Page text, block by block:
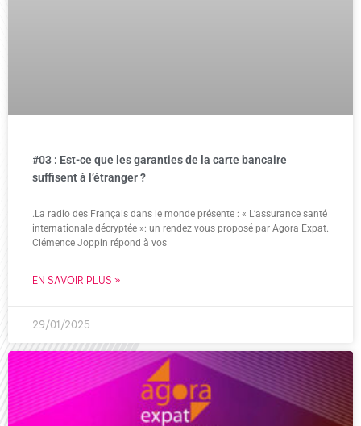
#03 : Est-ce que les garanties de la carte bancaire
suffisent à l’étranger ?
.La radio des Français dans le monde présente : « L’assurance santé
internationale décryptée »: un rendez vous proposé par Agora Expat.
Clémence Joppin répond à vos
EN SAVOIR PLUS »
29/01/2025